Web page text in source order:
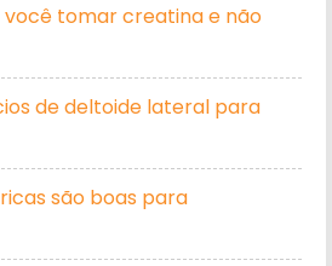
tomar creatina e não
de deltoide lateral para
são boas para